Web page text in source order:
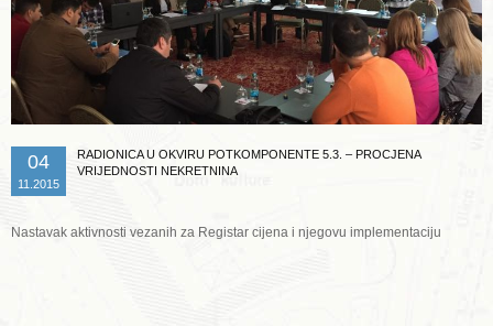
04
11.2015
RADIONICA U OKVIRU POTKOMPONENTE 5.3. – PROCJENA
VRIJEDNOSTI NEKRETNINA
Nastavak aktivnosti vezanih za Registar cijena i njegovu implementaciju